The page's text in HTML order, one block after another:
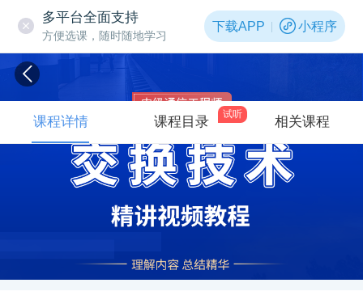
多平台全面支持
方便选课，随时随地学习
下载APP 小程序
课程详情 课程目录
试听
相关课程